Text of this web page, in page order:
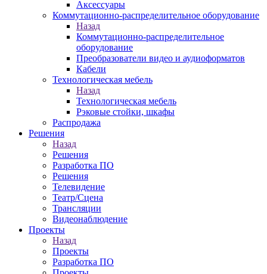
Аксессуары
Коммутационно-распределительное оборудование
Назад
Коммутационно-распределительное
оборудование
Преобразователи видео и аудиоформатов
Кабели
Технологическая мебель
Назад
Технологическая мебель
Рэковые стойки, шкафы
Распродажа
Решения
Назад
Решения
Разработка ПО
Решения
Телевидение
Театр/Сцена
Трансляции
Видеонаблюдение
Проекты
Назад
Проекты
Разработка ПО